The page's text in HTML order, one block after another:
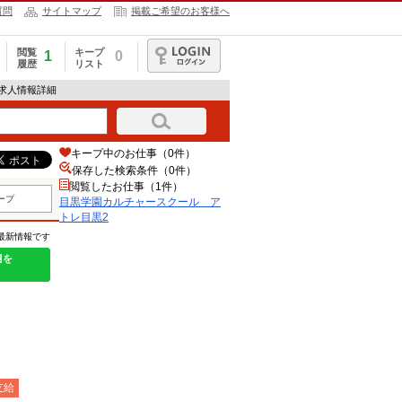
問 サイトマップ 掲載ご希望のお客様へ
閲覧
履歴
1
キープ
リスト
0
ログイン
人情報詳細
プ
新情報です
を
給
キープ中のお仕事（0件）
保存した検索条件（0件）
閲覧したお仕事（1件）
目黒学園カルチャースクール ア
トレ目黒2